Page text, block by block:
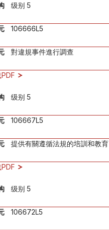
级别 5
106666L5
對違規事件進行調查
级别 5
106667L5
提供有關遵循法規的培訓和教育
级别 5
106672L5